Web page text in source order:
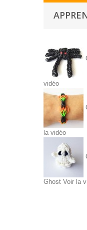
vidéo
la vidéo
Ghost Voir la